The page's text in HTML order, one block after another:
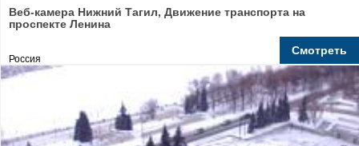
Веб-камера Нижний Тагил, Движение транспорта на
проспекте Ленина
Россия
Смотреть